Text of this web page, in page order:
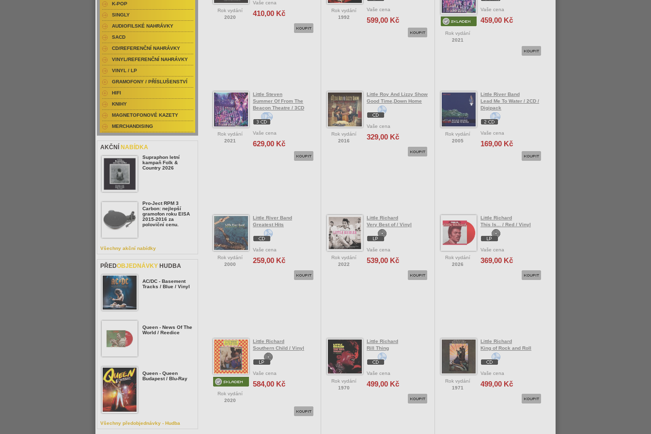
Rok vydání
2020
Vaše cena
410,00 Kč
Rok vydání
1992
Vaše cena
599,00 Kč
Rok vydání
2021
Vaše cena
459,00 Kč
Rok vydání
2021
Little Steven
Summer Of From The
Beacon Theatre / 3CD
Vaše cena
629,00 Kč
Rok vydání
2016
Little Roy And Lizzy Show
Good Time,Down Home
Vaše cena
329,00 Kč
Rok vydání
2005
Little River Band
Lead Me To Water / 2CD /
Digipack
Vaše cena
169,00 Kč
Rok vydání
2000
Little River Band
Greatest Hits
Vaše cena
259,00 Kč
Rok vydání
2022
Little Richard
Very Best of / Vinyl
Vaše cena
539,00 Kč
Rok vydání
2026
Little Richard
This Is... / Red / Vinyl
Vaše cena
369,00 Kč
Rok vydání
2020
Little Richard
Southern Child / Vinyl
Vaše cena
584,00 Kč
Rok vydání
1970
Little Richard
Rill Thing
Vaše cena
499,00 Kč
Rok vydání
1971
Little Richard
King of Rock and Roll
Vaše cena
499,00 Kč
K-POP
SINGLY
AUDIOFILSKÉ NAHRÁVKY
SACD
CD/REFERENČNÍ NAHRÁVKY
VINYL/REFERENČNÍ NAHRÁVKY
VINYL / LP
GRAMOFONY / PŘÍSLUŠENSTVÍ
HIFI
KNIHY
MAGNETOFONOVÉ KAZETY
MERCHANDISING
AKČNÍ NABÍDKA
Supraphon letní
kampaň Folk &
Country 2026
Pro-Ject RPM 3
Carbon: nejlepší
gramofon roku EISA
2015-2016 za
poloviční cenu.
Všechny akční nabídky
PŘEDOBJEDNÁVKY HUDBA
AC/DC - Basement
Tracks / Blue / Vinyl
Queen - News Of The
World / Reedice
Queen - Queen
Budapest / Blu-Ray
Všechny předobjednávky - Hudba